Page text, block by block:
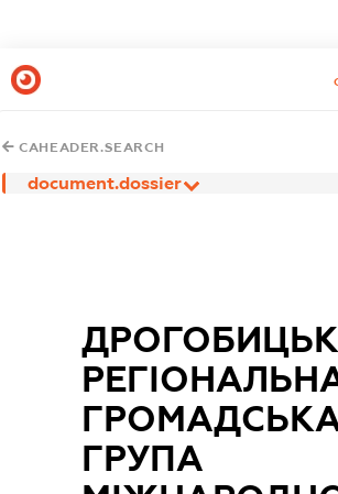
CAHEADER.SEARCH
document.dossier
ГРУПА